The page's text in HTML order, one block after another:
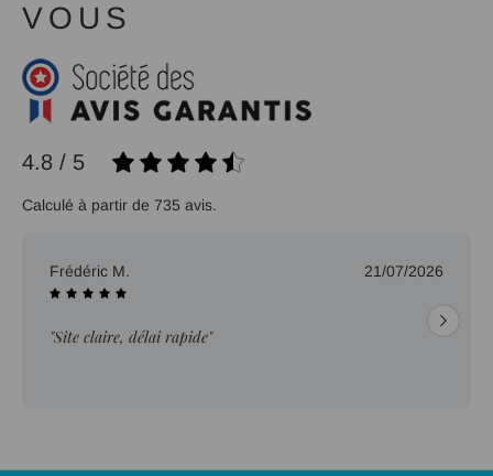
VOUS
4.8 / 5
Calculé à partir de 735 avis.
Frédéric M. 21/07/2026
"Site claire, délai rapide"